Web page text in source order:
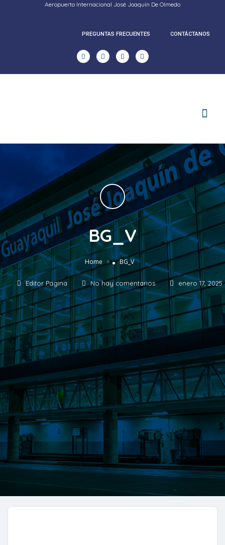
Aeropuerto Internacional José Joaquín De Olmedo
PREGUNTAS FRECUENTES CONTÁCTANOS
BG_V
Home » BG_V
Editor Pagina No hay comentarios enero 17, 2025